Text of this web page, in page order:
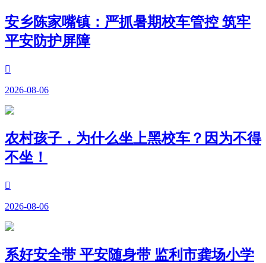
安乡陈家嘴镇：严抓暑期校车管控 筑牢
平安防护屏障

2026-08-06
农村孩子，为什么坐上黑校车？因为不得
不坐！

2026-08-06
系好安全带 平安随身带 监利市龚场小学